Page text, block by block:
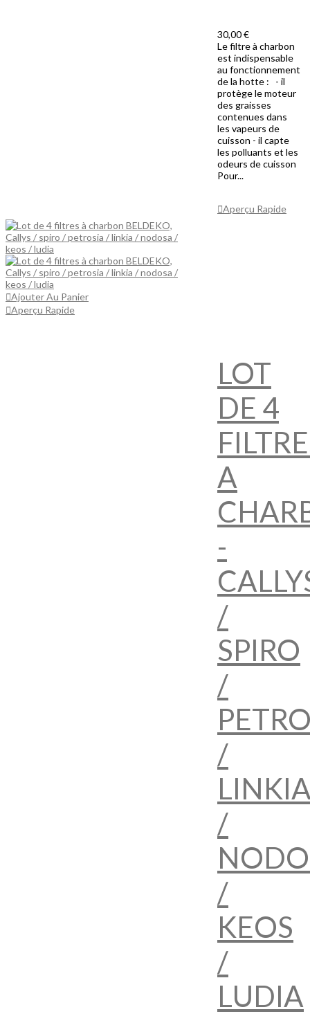
30,00 €
Le filtre à charbon
est indispensable
au fonctionnement
de la hotte : - il
protège le moteur
des graisses
contenues dans
les vapeurs de
cuisson - il capte
les polluants et les
odeurs de cuisson
Pour...
Aperçu Rapide
Ajouter Au Panier
Aperçu Rapide
LOT
DE 4
A
-
/
SPIRO
/
/
/
/
KEOS
/
LUDIA